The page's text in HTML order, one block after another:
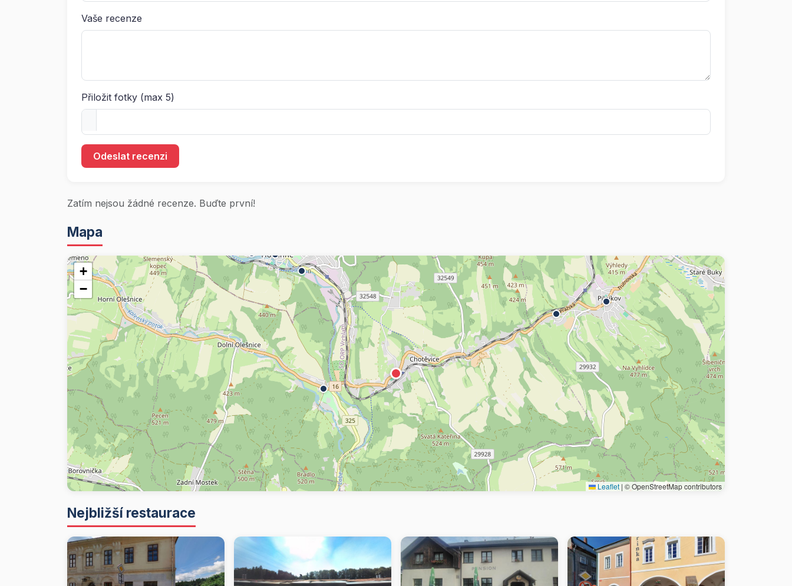
Vaše recenze
Přiložit fotky (max 5)
Odeslat recenzi
Zatím nejsou žádné recenze. Buďte první!
Mapa
+
−
Leaflet | © OpenStreetMap contributors
Nejbližší restaurace